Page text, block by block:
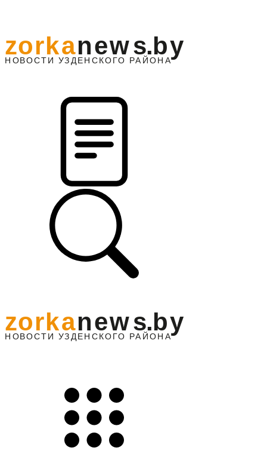
НО ВОСТИ УЗДЕНС КО ГО РАЙОНА
zorkanews.by